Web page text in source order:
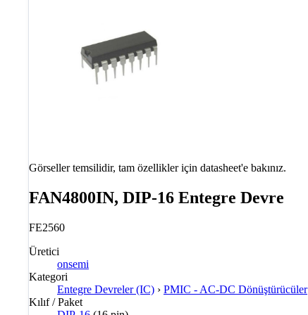
Görseller temsilidir, tam özellikler için datasheet'e bakınız.
FAN4800IN, DIP-16 Entegre Devre
FE2560
Üretici
onsemi
Kategori
Entegre Devreler (IC) › PMIC - AC-DC Dönüştürücüler
Kılıf / Paket